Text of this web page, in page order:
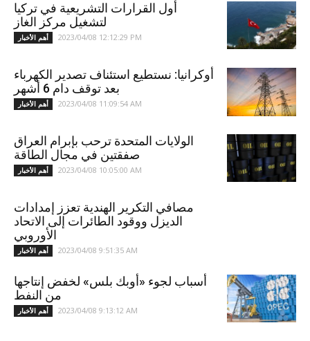
أول القرارات التشريعية في تركيا
لتشغيل مركز الغاز
أهم الأخبار 2023/04/08 12:12:29 PM
أوكرانيا: نستطيع استئناف تصدير الكهرباء
بعد توقف دام 6 أشهر
أهم الأخبار 2023/04/08 11:09:54 AM
الولايات المتحدة ترحب بإبرام العراق
صفقتين في مجال الطاقة
أهم الأخبار 2023/04/08 10:05:00 AM
مصافي التكرير الهندية تعزز إمدادات
الديزل ووقود الطائرات إلى الاتحاد
الأوروبي
أهم الأخبار 2023/04/08 9:51:35 AM
أسباب لجوء «أوبك بلس» لخفض إنتاجها
من النفط
أهم الأخبار 2023/04/08 9:13:12 AM